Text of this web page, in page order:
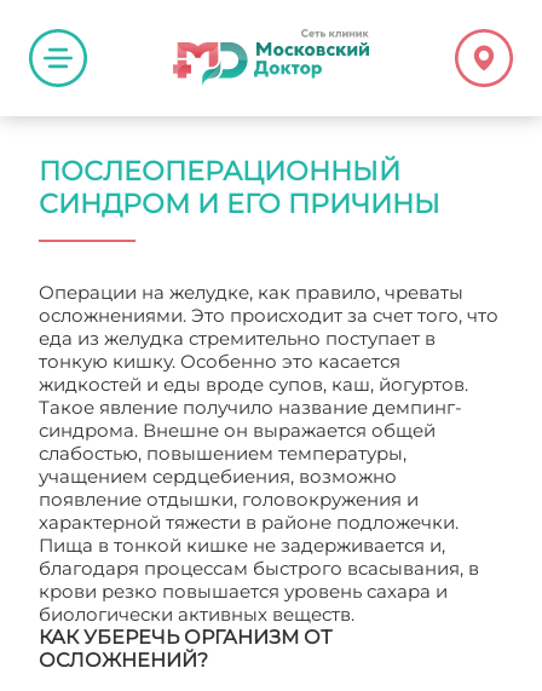
ПОСЛЕОПЕРАЦИОННЫЙ
СИНДРОМ И ЕГО ПРИЧИНЫ
Операции на желудке, как правило, чреваты
осложнениями. Это происходит за счет того, что
еда из желудка стремительно поступает в
тонкую кишку. Особенно это касается
жидкостей и еды вроде супов, каш, йогуртов.
Такое явление получило название демпинг-
синдрома. Внешне он выражается общей
слабостью, повышением температуры,
учащением сердцебиения, возможно
появление отдышки, головокружения и
характерной тяжести в районе подложечки.
Пища в тонкой кишке не задерживается и,
благодаря процессам быстрого всасывания, в
крови резко повышается уровень сахара и
биологически активных веществ.
КАК УБЕРЕЧЬ ОРГАНИЗМ ОТ
ОСЛОЖНЕНИЙ?